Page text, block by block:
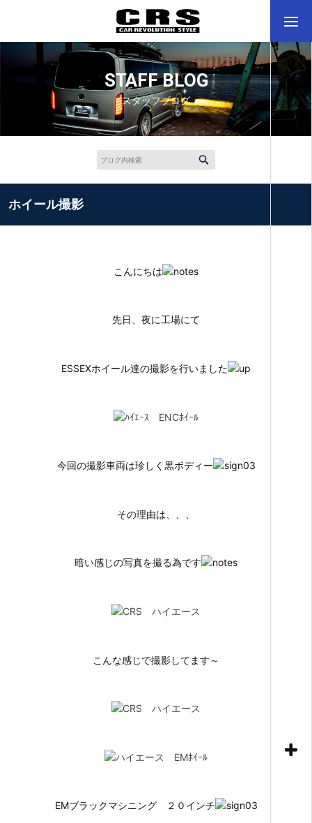
STAFF BLOG
スタッフブログ
ホイール撮影
こんにちは
先日、夜に工場にて
ESSEXホイール達の撮影を行いました
今回の撮影車両は珍しく黒ボディー
その理由は、、、
暗い感じの写真を撮る為です
こんな感じで撮影してます～
EMブラックマシニング ２０インチ